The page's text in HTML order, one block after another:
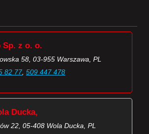
Sp. z o. o.
58, 03-955 Warszawa, PL
82 77, 509 447 478
Ducka,
22, 05-408 Wola Ducka, PL